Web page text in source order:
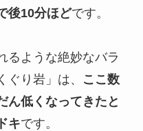
後10分ほどです。
るような絶妙なバラ
ぐり岩」は、
ここ数
ん低くなってきたと
キです。